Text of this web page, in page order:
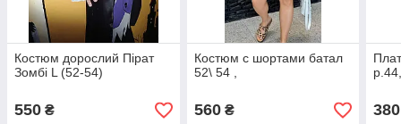
Костюм дорослий Пірат
Зомбі L (52-54)
550 ₴
Костюм с шортами батал
52\ 54 ,
560₴ 380